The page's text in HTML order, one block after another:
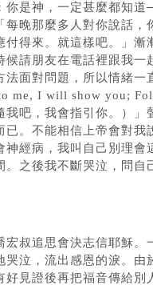
你是神，一定甚麼都知
晚那麼多人對你說話，
得來。就這樣吧。」漸
候請朋友在電話裡跟我
法面對問題，所以情緒一
me, I will show you;
吧，我會指引你。）」
已。不能相信上帝會對我
經病，我叫自己別理會
之後我不斷哭泣，問自
叔追思會決志信耶穌。
哭泣，流出感恩的淚。
好見證後再把福音傳給別